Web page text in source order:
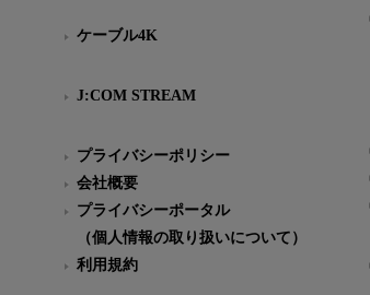
ケーブル4K
J:COM STREAM
プライバシーポリシー
会社概要
プライバシーポータル
（個人情報の取り扱いについて）
利用規約